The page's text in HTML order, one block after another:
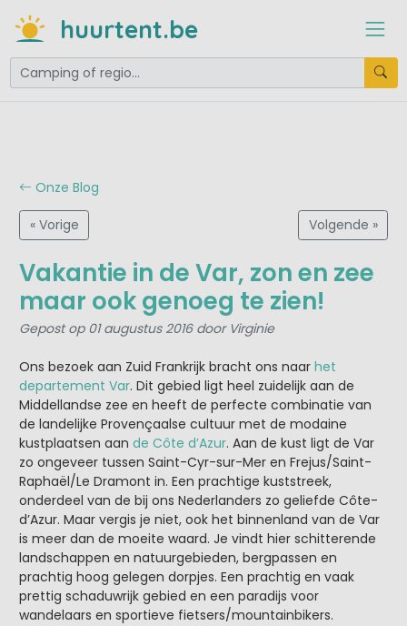
huurtent.be
Onze Blog
« Vorige Volgende »
Vakantie in de Var, zon en zee
maar ook genoeg te zien!
Gepost op 01 augustus 2016 door Virginie
Ons bezoek aan Zuid Frankrijk bracht ons naar het
departement Var. Dit gebied ligt heel zuidelijk aan de
Middellandse zee en heeft de perfecte combinatie van
de landelijke Provençaalse cultuur met de modaine
kustplaatsen aan de Côte d’Azur. Aan de kust ligt de Var
zo ongeveer tussen Saint-Cyr-sur-Mer en Frejus/Saint-
Raphaël/Le Dramont in. Een prachtige kuststreek,
onderdeel van de bij ons Nederlanders zo geliefde Côte-
d’Azur. Maar vergis je niet, ook het binnenland van de Var
is meer dan de moeite waard. Je vindt hier schitterende
landschappen en natuurgebieden, bergpassen en
prachtig hoog gelegen dorpjes. Een prachtig en vaak
prettig schaduwrijk gebied en een paradijs voor
wandelaars en sportieve fietsers/mountainbikers.